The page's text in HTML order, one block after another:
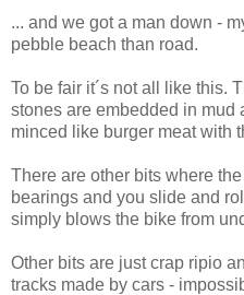
... and we got a man down -
pebble beach than road.
To be fair it´s not all like this.
stones are embedded in mud
minced like burger meat with
There are other bits where
bearings and you slide and
simply blows the bike from
Other bits are just crap ripio
tracks made by cars -